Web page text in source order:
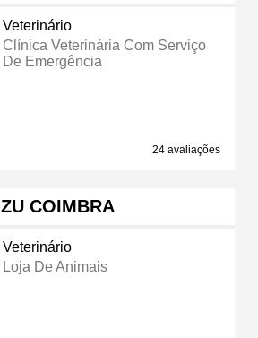
Veterinário
Clínica Veterinária Com Serviço
De Emergência
24 avaliações
ZU COIMBRA
Veterinário
Loja De Animais